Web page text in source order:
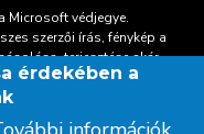
Microsoft védjegye.
szerzői írás, fénykép a
terjesztése akár
lehetséges.
érdekében a